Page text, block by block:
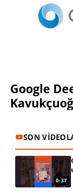
Huawei
pil ve
SON
0:37